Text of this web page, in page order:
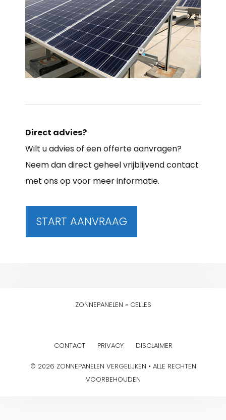
Direct advies?
Wilt u advies of een offerte aanvragen?
Neem dan direct geheel vrijblijvend contact
met ons op voor meer informatie.
START AANVRAAG
ZONNEPANELEN » CELLES
CONTACT PRIVACY DISCLAIMER
© 2026 ZONNEPANELEN VERGELIJKEN • ALLE RECHTEN
VOORBEHOUDEN